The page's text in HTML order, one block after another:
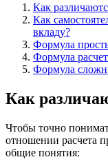
Как
Как
вкладу?
Формула
Формула
Формула
Как
Чтобы точно
отношении расчета
общие понятия: